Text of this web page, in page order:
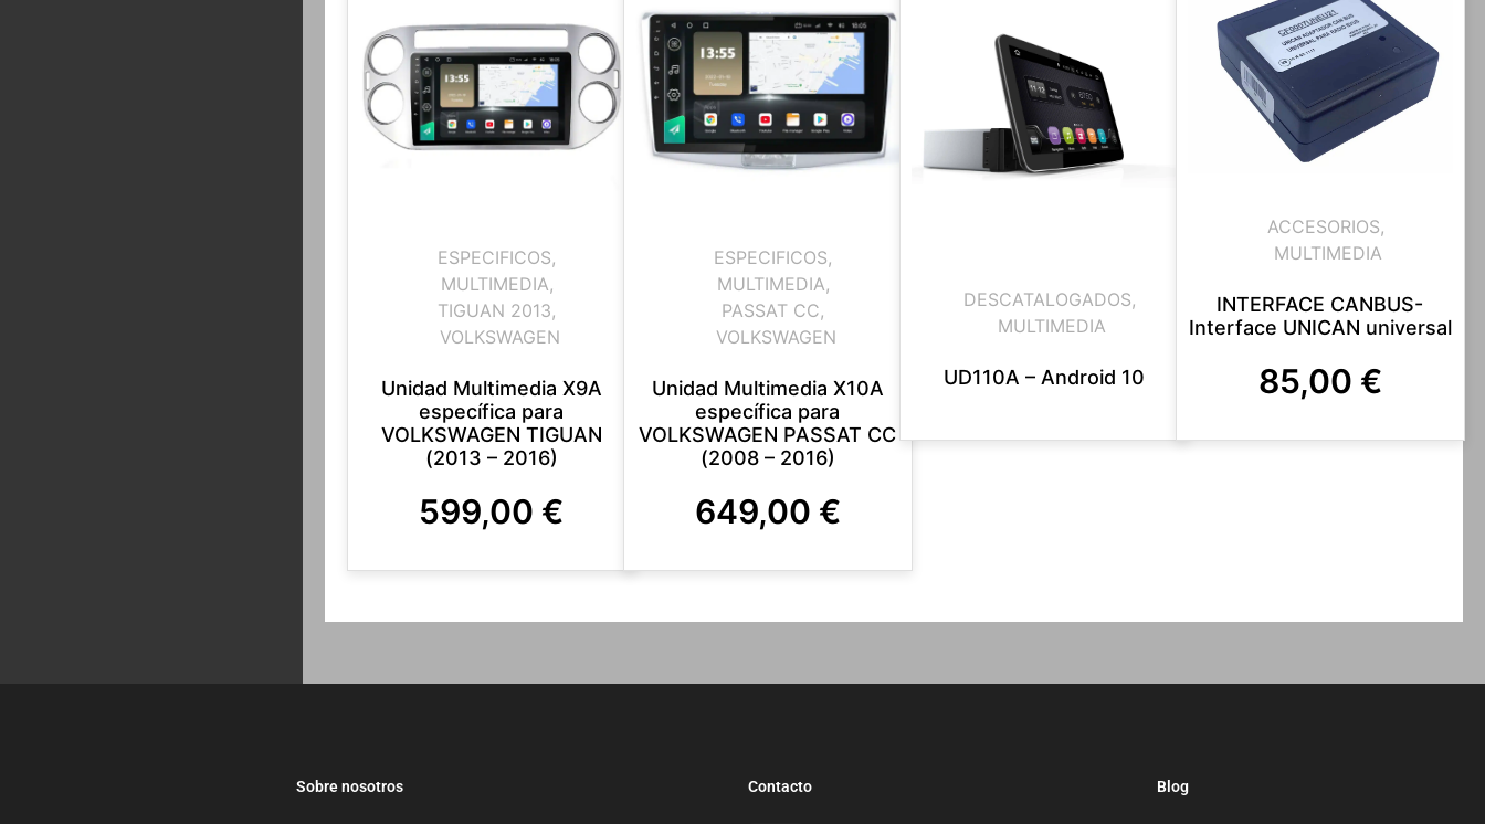
ESPECIFICOS,
MULTIMEDIA,
TIGUAN 2013,
VOLKSWAGEN
Unidad Multimedia X9A
específica para
VOLKSWAGEN TIGUAN
(2013 – 2016)
599,00 €
ESPECIFICOS,
MULTIMEDIA,
PASSAT CC,
VOLKSWAGEN
Unidad Multimedia X10A
específica para
VOLKSWAGEN PASSAT CC
(2008 – 2016)
649,00 €
DESCATALOGADOS,
MULTIMEDIA
UD110A – Android 10
ACCESORIOS,
MULTIMEDIA
INTERFACE CANBUS-
Interface UNICAN universal
85,00 €
Sobre nosotros Contacto Blog